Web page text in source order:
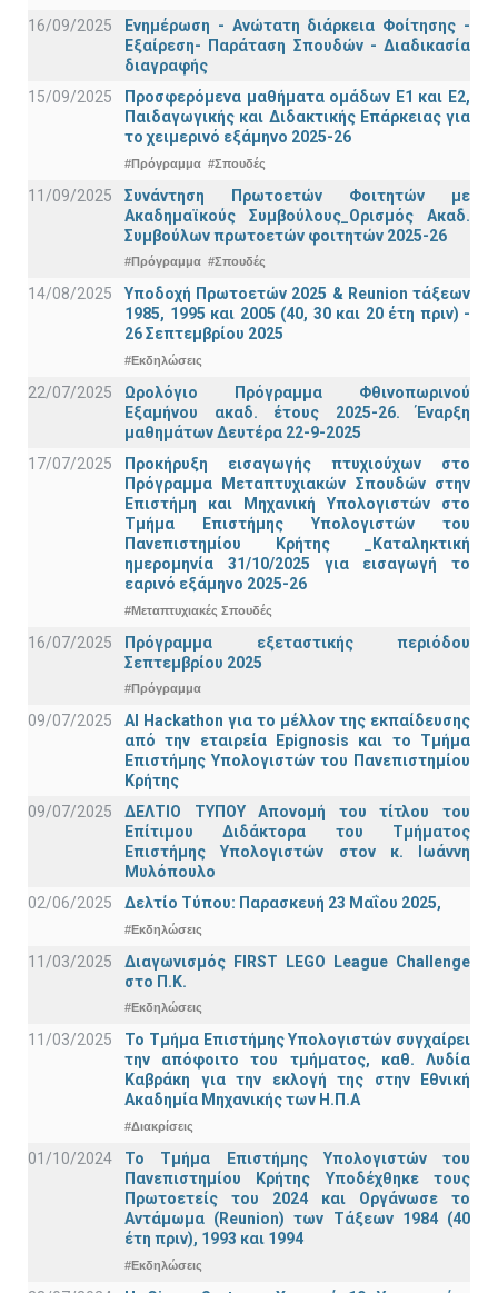
16/09/2025
Ενημέρωση - Ανώτατη διάρκεια Φοίτησης -
Εξαίρεση- Παράταση Σπουδών - Διαδικασία
διαγραφής
15/09/2025
Προσφερόμενα μαθήματα ομάδων Ε1 και Ε2,
Παιδαγωγικής και Διδακτικής Επάρκειας για
το χειμερινό εξάμηνο 2025-26
#Πρόγραμμα #Σπουδές
11/09/2025
Συνάντηση Πρωτοετών Φοιτητών με
Ακαδημαϊκούς Συμβούλους_Ορισμός Ακαδ.
Συμβούλων πρωτοετών φοιτητών 2025-26
#Πρόγραμμα #Σπουδές
14/08/2025
Υποδοχή Πρωτοετών 2025 & Reunion τάξεων
1985, 1995 και 2005 (40, 30 και 20 έτη πριν) -
26 Σεπτεμβρίου 2025
#Εκδηλώσεις
22/07/2025
Ωρολόγιο Πρόγραμμα Φθινοπωρινού
Εξαμήνου ακαδ. έτους 2025-26. Έναρξη
μαθημάτων Δευτέρα 22-9-2025
17/07/2025
Προκήρυξη εισαγωγής πτυχιούχων στo
Πρόγραμμα Μεταπτυχιακών Σπουδών στην
Επιστήμη και Μηχανική Υπολογιστών στο
Τμήμα Eπιστήμης Υπολογιστών του
Πανεπιστημίου Κρήτης _Καταληκτική
ημερομηνία 31/10/2025 για εισαγωγή το
εαρινό εξάμηνο 2025-26
#Μεταπτυχιακές Σπουδές
16/07/2025
Πρόγραμμα εξεταστικής περιόδου
Σεπτεμβρίου 2025
#Πρόγραμμα
09/07/2025
AI Hackathon για το μέλλον της εκπαίδευσης
από την εταιρεία Epignosis και το Τμήμα
Επιστήμης Υπολογιστών του Πανεπιστημίου
Κρήτης
09/07/2025
ΔΕΛΤΙΟ ΤΥΠΟΥ Απονομή του τίτλου του
Επίτιμου Διδάκτορα του Τμήματος
Επιστήμης Υπολογιστών στον κ. Ιωάννη
Μυλόπουλο
02/06/2025
Δελτίο Τύπου: Παρασκευή 23 Μαΐου 2025,
#Εκδηλώσεις
11/03/2025
Διαγωνισμός FIRST LEGO League Challenge
στο Π.Κ.
#Εκδηλώσεις
11/03/2025
Το Τμήμα Επιστήμης Υπολογιστών συγχαίρει
την απόφοιτο του τμήματος, καθ. Λυδία
Καβράκη για την εκλογή της στην Εθνική
Ακαδημία Μηχανικής των Η.Π.Α
#Διακρίσεις
01/10/2024
Το Τμήμα Επιστήμης Υπολογιστών του
Πανεπιστημίου Κρήτης Υποδέχθηκε τους
Πρωτοετείς του 2024 και Οργάνωσε το
Αντάμωμα (Reunion) των Τάξεων 1984 (40
έτη πριν), 1993 και 1994
#Εκδηλώσεις